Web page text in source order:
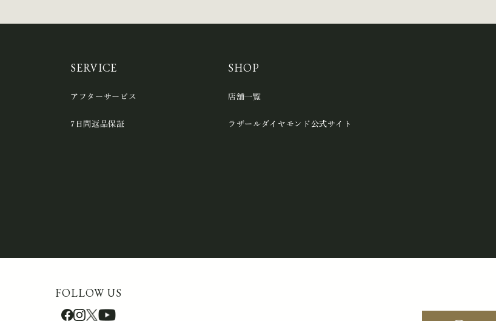
SERVICE
アフターサービス
7日間返品保証
SHOP
店舗一覧
ラザールダイヤモンド公式サイト
FOLLOW US